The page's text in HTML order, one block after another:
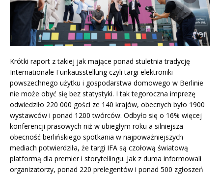
Krótki raport z takiej jak mające ponad stuletnia tradycję
Internationale Funkausstellung czyli targi elektroniki
powszechnego użytku i gospodarstwa domowego w Berlinie
nie może obyć się bez statystyki. I tak tegoroczna imprezę
odwiedziło 220 000 gości ze 140 krajów, obecnych było 1900
wystawców i ponad 1200 twórców. Odbyło się o 16% więcej
konferencji prasowych niż w ubiegłym roku a silniejsza
obecność berlińskiego spotkania w najpoważniejszych
mediach potwierdziła, że targi IFA są czołową światową
platformą dla premier i storytellingu. Jak z duma informowali
organizatorzy, ponad 220 prelegentów i ponad 500 zgłoszeń